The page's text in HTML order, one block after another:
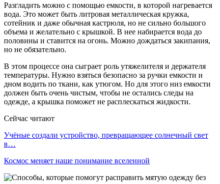
Разгладить можно с помощью емкости, в которой нагревается
вода. Это может быть литровая металлическая кружка,
сотейник и даже обычная кастрюля, но не сильно большого
объема и желательно с крышкой. В нее набирается вода до
половины и ставится на огонь. Можно дождаться закипания,
но не обязательно.
В этом процессе она сыграет роль утяжелителя и держателя
температуры. Нужно взяться безопасно за ручки емкости и
дном водить по ткани, как утюгом. Но для этого низ емкости
должен быть очень чистым, чтобы не остались следы на
одежде, а крышка поможет не расплескаться жидкости.
Сейчас читают
Учёные создали устройство, превращающее солнечный свет
в…
Космос меняет наше понимание вселенной